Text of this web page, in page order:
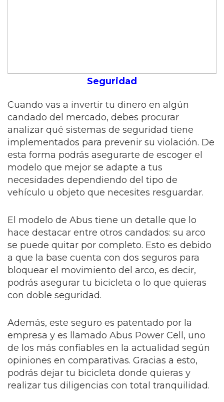
Seguridad
Cuando vas a invertir tu dinero en algún
candado del mercado, debes procurar
analizar qué sistemas de seguridad tiene
implementados para prevenir su violación. De
esta forma podrás asegurarte de escoger el
modelo que mejor se adapte a tus
necesidades dependiendo del tipo de
vehículo u objeto que necesites resguardar.
El modelo de Abus tiene un detalle que lo
hace destacar entre otros candados: su arco
se puede quitar por completo. Esto es debido
a que la base cuenta con dos seguros para
bloquear el movimiento del arco, es decir,
podrás asegurar tu bicicleta o lo que quieras
con doble seguridad.
Además, este seguro es patentado por la
empresa y es llamado Abus Power Cell, uno
de los más confiables en la actualidad según
opiniones en comparativas. Gracias a esto,
podrás dejar tu bicicleta donde quieras y
realizar tus diligencias con total tranquilidad.